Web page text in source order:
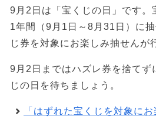
9月2日は「宝くじの日」です。
1年間（9月1日～8月31日）に抽
じ券を対象にお楽しみ抽せんが
9月2日まではハズレ券を捨てず
じの日を待ちましょう。
「はずれた宝くじを対象に